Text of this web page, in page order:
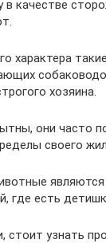
в качестве
характера
хозяина.
они часто
своего
где есть
стоит узнать